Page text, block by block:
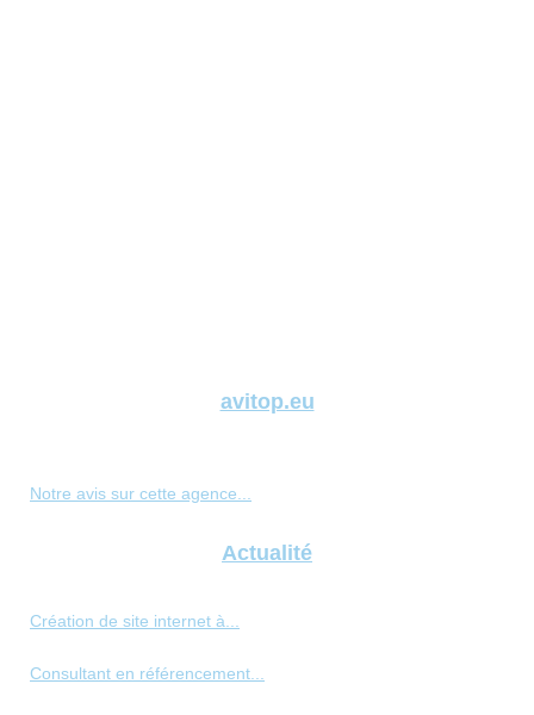
avitop.eu
Notre avis sur cette agence...
Actualité
Création de site internet à...
Consultant en référencement...